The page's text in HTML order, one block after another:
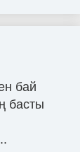
бай
басты